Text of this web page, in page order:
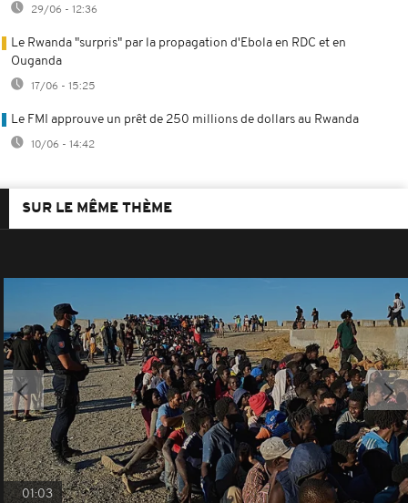
29/06 - 12:36
Le Rwanda "surpris" par la propagation d'Ebola en RDC et en
Ouganda
17/06 - 15:25
Le FMI approuve un prêt de 250 millions de dollars au Rwanda
10/06 - 14:42
SUR LE MÊME THÈME
01:03